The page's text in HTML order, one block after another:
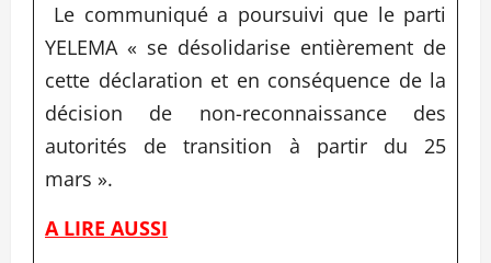
Le communiqué a poursuivi que le parti
YELEMA « se désolidarise entièrement de
cette déclaration et en conséquence de la
décision de non-reconnaissance des
autorités de transition à partir du 25
mars ».
A LIRE AUSSI